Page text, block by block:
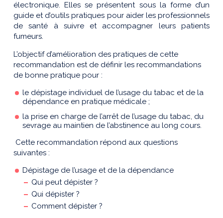
électronique. Elles se présentent sous la forme d’un
guide et d’outils pratiques pour aider les professionnels
de santé à suivre et accompagner leurs patients
fumeurs.
L’objectif d’amélioration des pratiques de cette
recommandation est de définir les recommandations
de bonne pratique pour :
le dépistage individuel de l’usage du tabac et de la
dépendance en pratique médicale ;
la prise en charge de l’arrêt de l’usage du tabac, du
sevrage au maintien de l’abstinence au long cours.
Cette recommandation répond aux questions
suivantes :
Dépistage de l’usage et de la dépendance
Qui peut dépister ?
Qui dépister ?
Comment dépister ?